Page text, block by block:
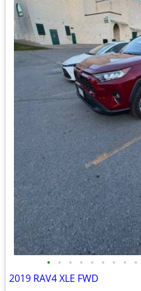
• • • • • • • • •
2019 RAV4 XLE FWD